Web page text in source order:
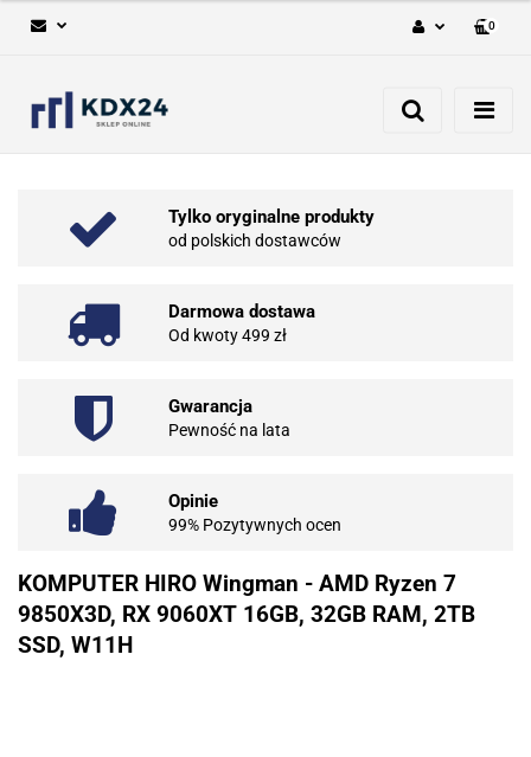
Zarejestruj się
0
Tylko oryginalne produkty
od polskich dostawców
Darmowa dostawa
Od kwoty 499 zł
Gwarancja
Pewność na lata
Opinie
99% Pozytywnych ocen
KOMPUTER HIRO Wingman - AMD Ryzen 7
9850X3D, RX 9060XT 16GB, 32GB RAM, 2TB
SSD, W11H